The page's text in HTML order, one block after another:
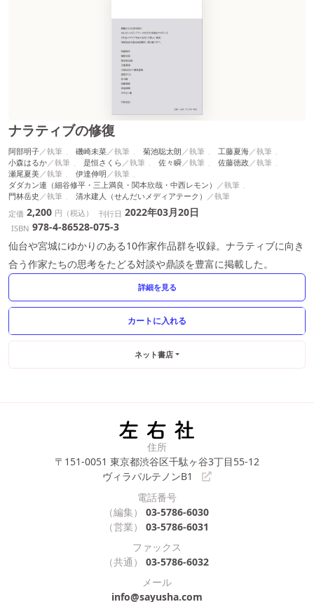
ナラティブの修復
阿部明子 磯崎未菜 菊池聡太朗
工藤夏海
小森はるか
是恒さくら 佐々瞬
佐藤徳政
瀬尾夏美
伊達伸明
ダダカン連（細谷修平・三上満良・関本欣哉・中西レモン）
門林岳史
清水建人（せんだいメディアテーク）
定価 2,200 円（税込） 刊行日 2022年03月20日
ISBN 978-4-86528-075-3
仙台や宮城にゆかりのある10作家作品群を収録。ナラティブに向き
合う作家たちの思考をたどる対談や鼎談を豊富に掲載した。
詳細を見る
ネット書店
住所
〒151-0051 東京都渋谷区千駄ヶ谷3丁目55-12
ヴィラパルテノンB1
電話番号
（編集）
03-5786-6030
（営業）
03-5786-6031
ファックス
（共通）
03-5786-6032
メール
info@sayusha.com